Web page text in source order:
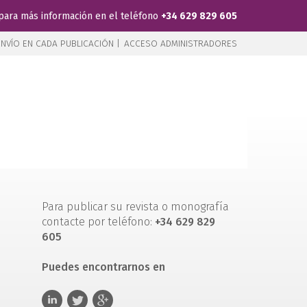
más información en el teléfono +34 629 829 605
EN CADA PUBLICACIÓN | ACCESO ADMINISTRADORES
Para publicar su revista o monografía
contacte por teléfono: +34 629 829
605
Puedes encontrarnos en